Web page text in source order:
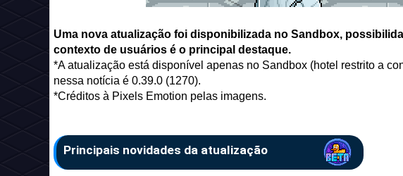
Uma nova atualização foi disponibilizada no Sandbox,
contexto de usuários é o principal destaque.
*A atualização está disponível apenas no Sandbox (hotel restrito a
nessa notícia é 0.39.0 (1270).
*Créditos à Pixels Emotion pelas imagens.
Principais novidades da atualização